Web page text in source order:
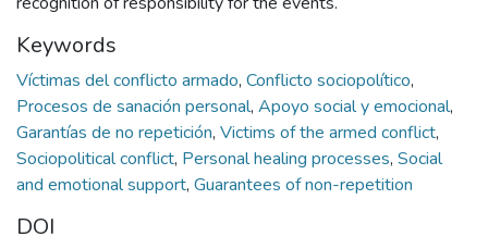
Keywords
Víctimas del conflicto armado, Conflicto sociopolítico,
Procesos de sanación personal, Apoyo social y emocional,
Garantías de no repetición, Victims of the armed conflict,
Sociopolitical conflict, Personal healing processes, Social
and emotional support, Guarantees of non-repetition
DOI